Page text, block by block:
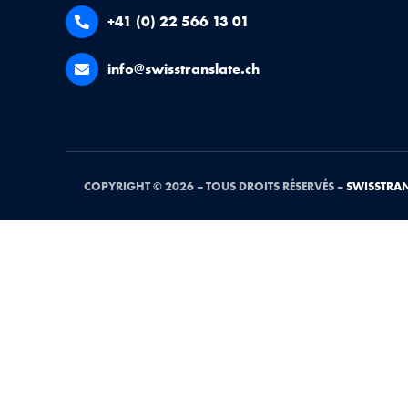
+41 (0) 22 566 13 01
info@swisstranslate.ch
COPYRIGHT © 2026 – TOUS DROITS RÉSERVÉS –